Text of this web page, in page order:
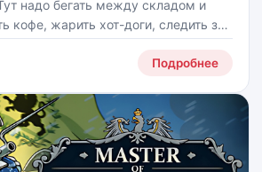
надо бегать между складом и
кофе, жарить хот-доги, следить за
не словить проклятие от
клиента. Клиент, конечно,Подробнее